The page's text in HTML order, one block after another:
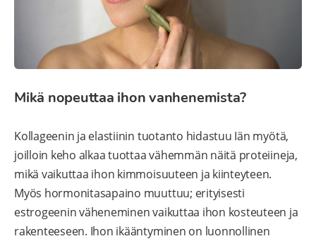
Mikä nopeuttaa ihon vanhenemista?
Kollageenin ja elastiinin tuotanto hidastuu Iän myötä,
joilloin keho alkaa tuottaa vähemmän näitä proteiineja,
mikä vaikuttaa ihon kimmoisuuteen ja kiinteyteen.
Myös hormonitasapaino muuttuu; erityisesti
estrogeenin väheneminen vaikuttaa ihon kosteuteen ja
rakenteeseen. Ihon ikääntyminen on luonnollinen